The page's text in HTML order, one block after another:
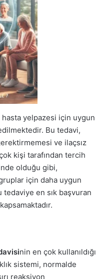
yelpazesi için uygun
Bu tedavi,
ve ilaçsız
kişi tarafından tercih
olduğu gibi,
için daha uygun
en sık başvuran
nin en çok kullanıldığı
sistemi, normalde
reaksiyon